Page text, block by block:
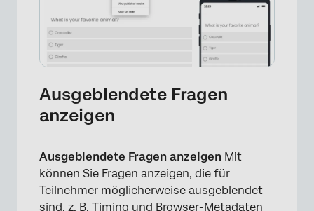
Ausgeblendete Fragen
anzeigen
Ausgeblendete Fragen anzeigen Mit
können Sie Fragen anzeigen, die für
Teilnehmer möglicherweise ausgeblendet
sind, z. B. Timing und Browser-Metadaten